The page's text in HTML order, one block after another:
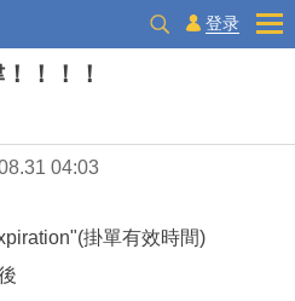
登录
！！！
04:03
掛單有效時間)